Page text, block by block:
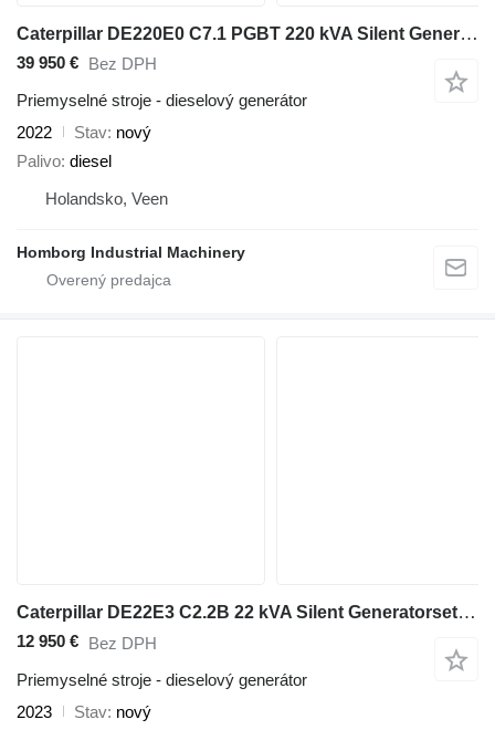
Caterpillar DE220E0 C7.1 PGBT 220 kVA Silent Generatorset CAT New !
39 950 €
Bez DPH
Priemyselné stroje - dieselový generátor
2022
Stav nový
Palivo diesel
Holandsko, Veen
Homborg Industrial Machinery
Caterpillar DE22E3 C2.2B 22 kVA Silent Generatorset CAT New !
12 950 € Bez DPH
Priemyselné stroje - dieselový generátor
2023
Stav nový